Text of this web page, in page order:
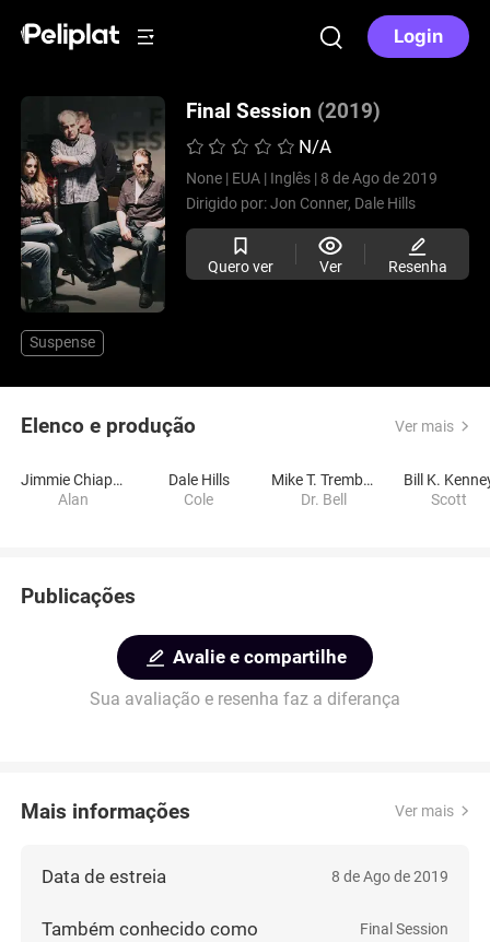
Login
Final Session (2019)
N/A
None | EUA | Inglês | 8 de Ago de 2019
Dirigido por:Jon Conner, Dale Hills
Quero ver Ver Resenha
Suspense
Elenco e produção Ver mais
Jimmie Chiappelli
Alan
Dale Hills
Cole
Mike T. Tremblay
Dr. Bell
Bill K.
Scott
Publicações
Avalie e compartilhe
Sua avaliação e resenha faz a diferança
Mais informações Ver mais
Data de estreia 8 de Ago de 2019
Também conhecido como Final Session